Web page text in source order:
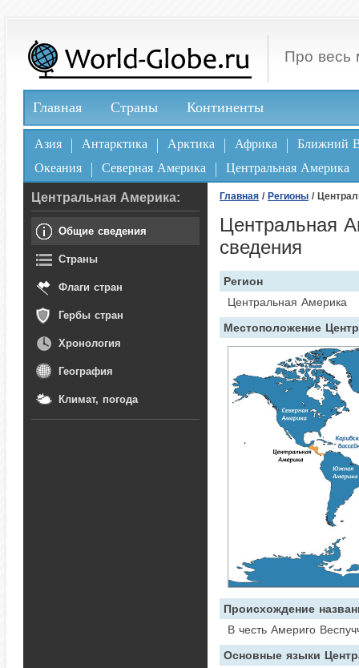
Про весь
Главная Страны Континенты
Азия Антарктика Арктика Африка
Ближний
Океания
Северная Америка Центральная Америка
Главная / Регионы /
Центральная
сведения
Регион
Центральная Америка
Местоположение
Происхождение
В честь Америго
Основные языки
Центральная Америка:
Общие сведения
Страны
Флаги стран
Гербы стран
Хронология
География
Климат, погода